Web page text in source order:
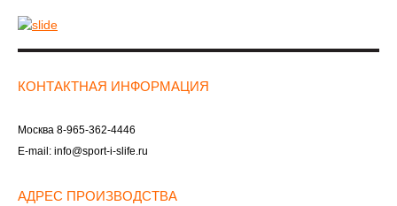
КОНТАКТНАЯ ИНФОРМАЦИЯ
Москва 8-965-362-4446
E-mail: info@sport-i-slife.ru
АДРЕС ПРОИЗВОДСТВА